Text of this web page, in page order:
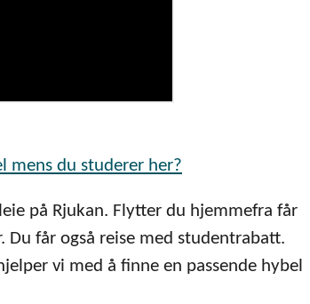
mens du studerer her?
på Rjukan. Flytter du hjemmefra får
får også reise med studentrabatt.
vi med å finne en passende hybel